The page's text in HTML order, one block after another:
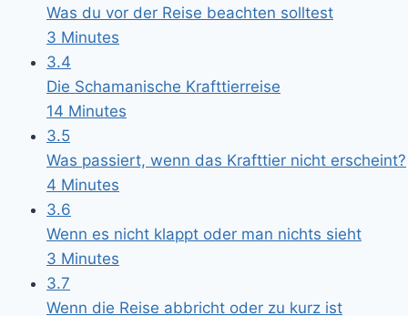
Was du vor der Reise beachten solltest
3 Minutes
3.4
Die Schamanische Krafttierreise
14 Minutes
3.5
Was passiert, wenn das Krafttier nicht erscheint?
4 Minutes
3.6
Wenn es nicht klappt oder man nichts sieht
3 Minutes
3.7
Wenn die Reise abbricht oder zu kurz ist